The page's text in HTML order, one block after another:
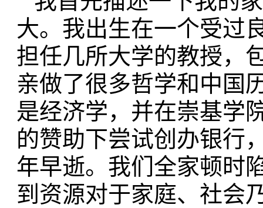
大。 我出生在一个受过
担任几所大学的教授，
亲做了很多哲学和中国
是经济学，并在崇基学
的赞助下尝试创办银行
年早逝。 我们全家顿时
到资源对于家庭、社会